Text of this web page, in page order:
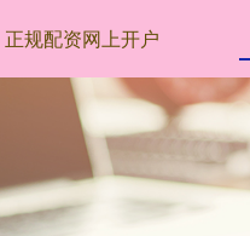
正规配资网上开户